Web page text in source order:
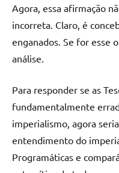
Agora, essa afirmação
incorreta. Claro, é
enganados. Se for esse
análise.
Para responder se as
fundamentalmente
imperialismo, agora
entendimento do
Programáticas e